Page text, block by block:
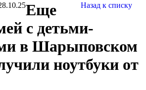
Назад к списку
Еще
с детьми-
в Шарыповском
ноутбуки от